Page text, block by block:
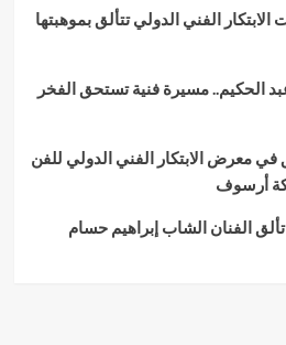
الفني الدولي تتألق بموهبتها
عبد الحكيم.. مسيرة فنية تستحق الفخر
في معرض الابتكار الفني الدولي للفن
أرسوف
الفنان الشاب إبراهيم حسام